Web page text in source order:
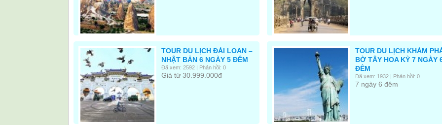
TOUR DU LỊCH ĐÀI LOAN –
NHẬT BẢN 6 NGÀY 5 ĐÊM
Đã xem: 2592 | Phản hồi: 0
Giá từ 30.999.000đ
TOUR DU LỊCH KHÁM
BỜ TÂY HOA KỲ 7 NGÀY
ĐÊM
Đã xem: 1932 | Phản hồi: 0
7 ngày 6 đêm